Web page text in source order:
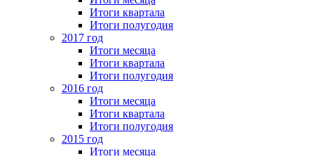
Итоги квартала
Итоги полугодия
2017 год
Итоги месяца
Итоги квартала
Итоги полугодия
2016 год
Итоги месяца
Итоги квартала
Итоги полугодия
2015 год
Итоги месяца